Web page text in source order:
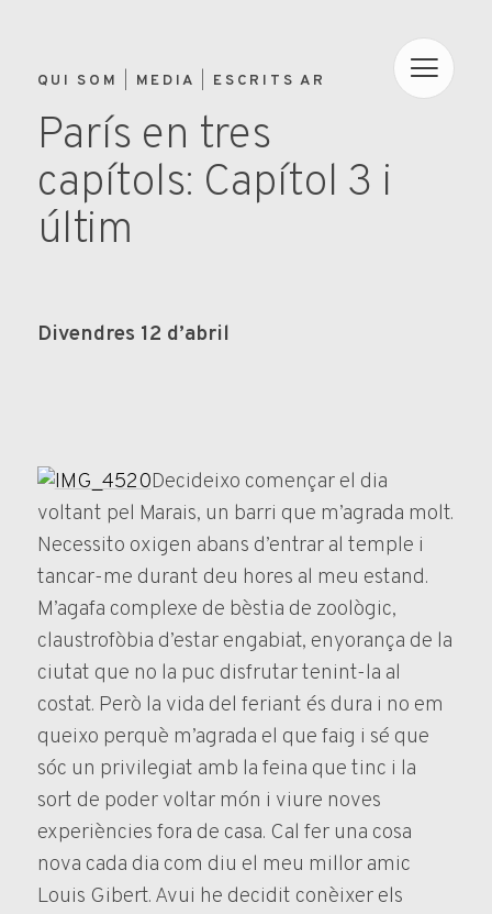
QUI SOM MEDIA ESCRITS AR
París en tres
capítols: Capítol 3 i
últim
Divendres 12 d’abril
Decideixo començar el dia
voltant pel Marais, un barri que m’agrada molt.
Necessito oxigen abans d’entrar al temple i
tancar-me durant deu hores al meu estand.
M’agafa complexe de bèstia de zoològic,
claustrofòbia d’estar engabiat, enyorança de la
ciutat que no la puc disfrutar tenint-la al
costat. Però la vida del feriant és dura i no em
queixo perquè m’agrada el que faig i sé que
sóc un privilegiat amb la feina que tinc i la
sort de poder voltar món i viure noves
experiències fora de casa. Cal fer una cosa
nova cada dia com diu el meu millor amic
Louis Gibert. Avui he decidit conèixer els